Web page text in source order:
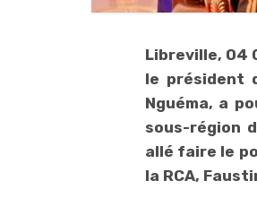
Libreville, 04
le président
Nguéma, a
sous-région
allé faire le
la RCA,